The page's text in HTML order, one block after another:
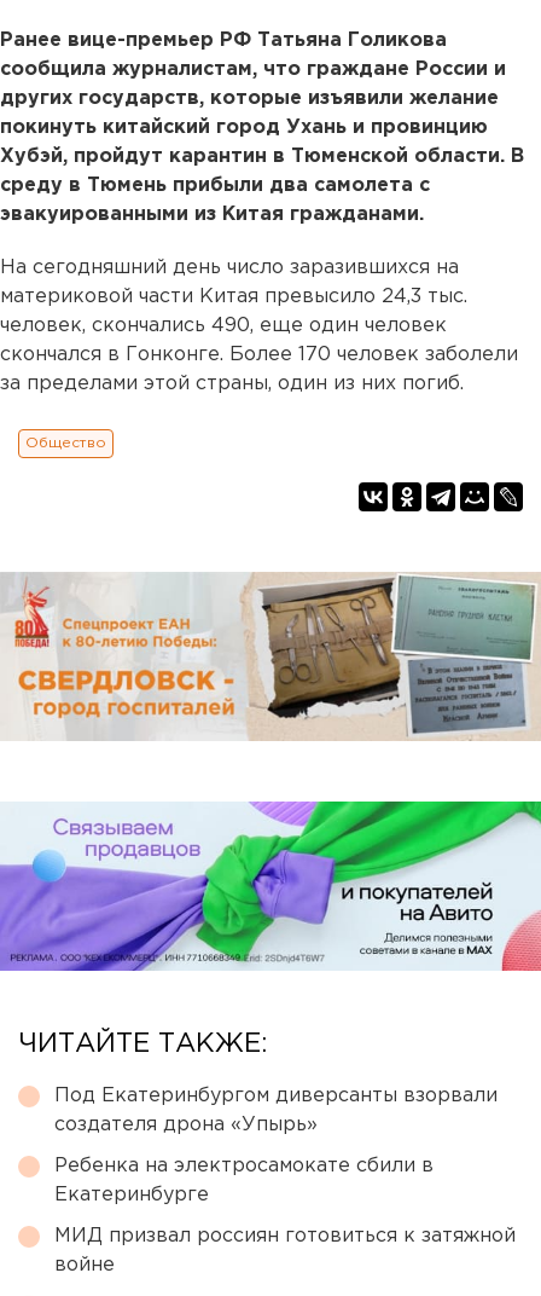
Ранее вице-премьер РФ Татьяна Голикова
сообщила журналистам, что граждане России и
других государств, которые изъявили желание
покинуть китайский город Ухань и провинцию
Хубэй, пройдут карантин в Тюменской области. В
среду в Тюмень прибыли два самолета с
эвакуированными из Китая гражданами.
На сегодняшний день число заразившихся на
материковой части Китая превысило 24,3 тыс.
человек, скончались 490, еще один человек
скончался в Гонконге. Более 170 человек заболели
за пределами этой страны, один из них погиб.
Общество
ЧИТАЙТЕ ТАКЖЕ:
Под Екатеринбургом диверсанты взорвали
создателя дрона «Упырь»
Ребенка на электросамокате сбили в
Екатеринбурге
МИД призвал россиян готовиться к затяжной
войне